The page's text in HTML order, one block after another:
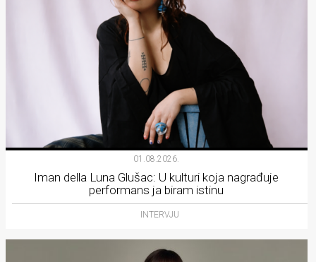
01.08.2026.
Iman della Luna Glušac: U kulturi koja nagrađuje
performans ja biram istinu
INTERVJU